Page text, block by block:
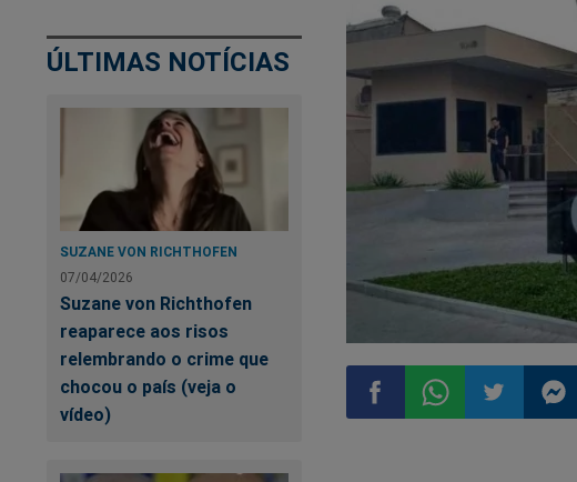
ÚLTIMAS NOTÍCIAS
SUZANE VON RICHTHOFEN
07/04/2026
Suzane von Richthofen
reaparece aos risos
relembrando o crime que
chocou o país (veja o
vídeo)